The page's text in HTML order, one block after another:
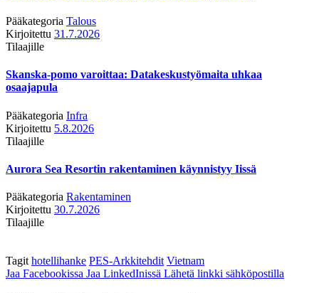
Pääkategoria Talous
Kirjoitettu 31.7.2026
Tilaajille
Skanska-pomo varoittaa: Datakeskustyömaita uhkaa
osaajapula
Pääkategoria Infra
Kirjoitettu 5.8.2026
Tilaajille
Aurora Sea Resortin rakentaminen käynnistyy Iissä
Pääkategoria Rakentaminen
Kirjoitettu 30.7.2026
Tilaajille
Tagit hotellihanke PES-Arkkitehdit Vietnam
Jaa Facebookissa Jaa LinkedInissä Lähetä linkki sähköpostilla